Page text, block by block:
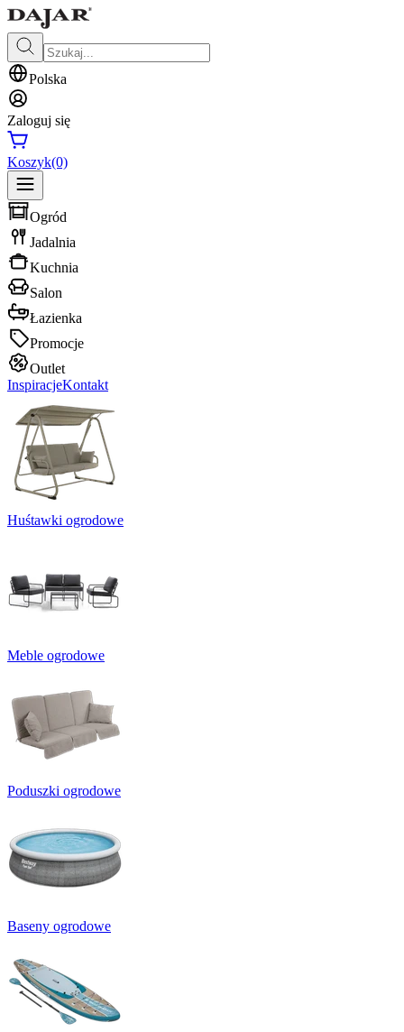
Polska
Zaloguj się
Koszyk(0)
Ogród
Jadalnia
Kuchnia
Salon
Łazienka
Promocje
Outlet
InspiracjeKontakt
Huśtawki ogrodowe
Meble ogrodowe
Poduszki ogrodowe
Baseny ogrodowe